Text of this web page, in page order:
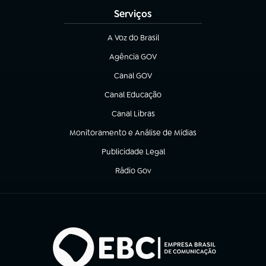
Serviços
A Voz do Brasil
(abre em nova aba)
Agência GOV
(abre em nova aba)
Canal GOV
(abre em nova aba)
Canal Educação
(abre em nova aba)
Canal Libras
(abre em nova aba)
Monitoramento e Análise de Mídias
(abre em nova aba)
Publicidade Legal
(abre em nova aba)
Rádio Gov
(abre em nova aba)